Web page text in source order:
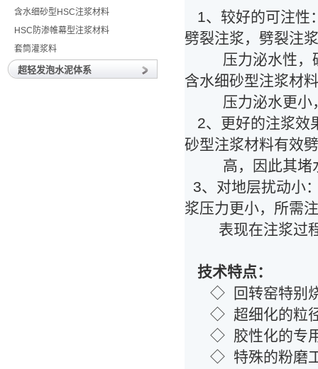
1、较好的可注性
劈裂注浆，劈裂注
压力泌水性，硫
含水细砂型注浆材
压力泌水更小，
2、更好的注浆效
砂型注浆材料有效
高，因此其堵水
3、对地层扰动小
浆压力更小，所需
表现在注浆过程
技术特点：
◇ 回转窑特别烧
◇ 超细化的粒径
◇ 胶性化的专用
◇ 特殊的粉磨工
含水细砂型HSC注浆材料
HSC防渗帷幕型注浆材料
套筒灌浆料
超轻发泡水泥体系